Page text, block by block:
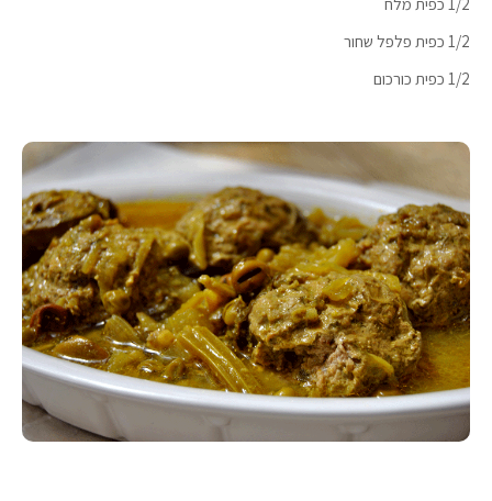
1/2 כפית פלפל שחור
1/2 כפית כורכום